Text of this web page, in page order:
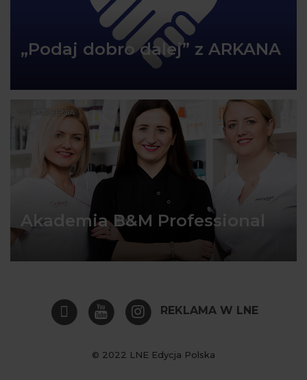
„Podaj dobro dalej” z ARKANA
WYDARZENIA
Akademia B&M Professional
REKLAMA W LNE
© 2022 LNE Edycja Polska